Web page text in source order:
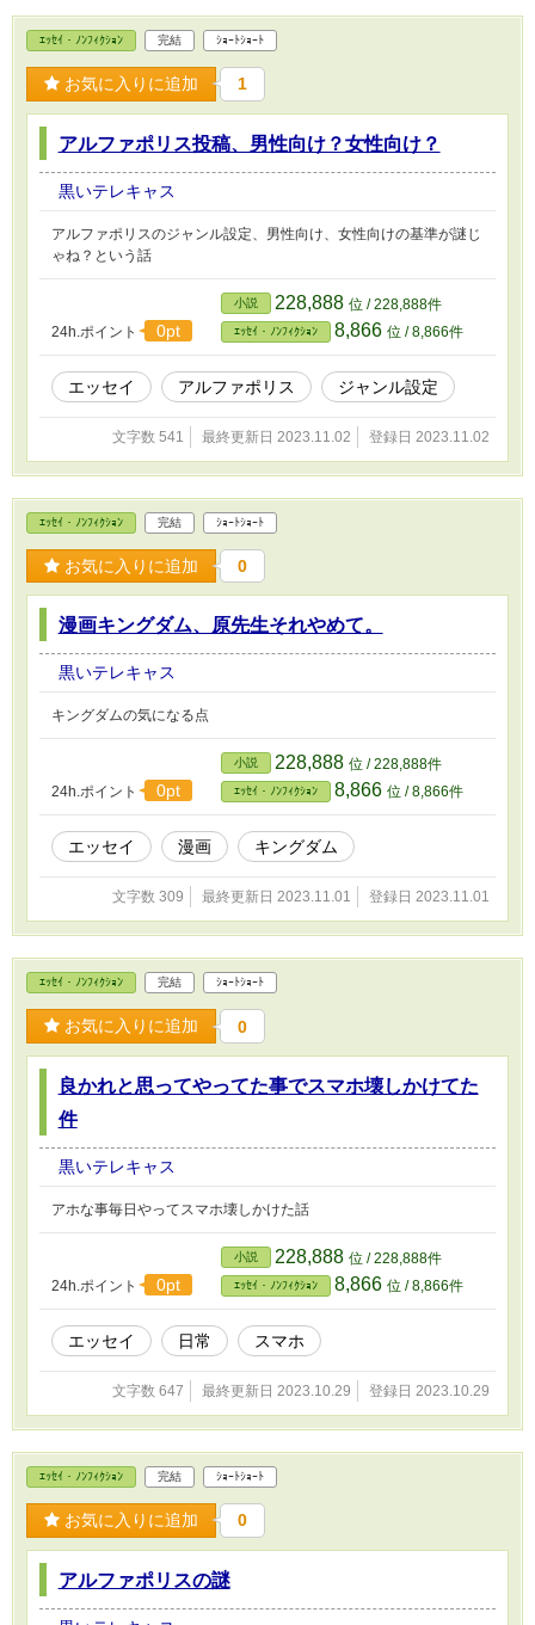
ｴｯｾｲ・ﾉﾝﾌｨｸｼｮﾝ 完結 ｼｮｰﾄｼｮｰﾄ
お気に入りに追加 1
アルファポリス投稿、男性向け？女性向け？
黒いテレキャス
アルファポリスのジャンル設定、男性向け、女性向けの基準が謎じ
ゃね？という話
24h.ポイント 0pt
小説 228,888 位 / 228,888件
ｴｯｾｲ・ﾉﾝﾌｨｸｼｮﾝ 8,866 位 / 8,866件
エッセイ アルファポリス ジャンル設定
文字数 541 最終更新日 2023.11.02 登録日 2023.11.02
ｴｯｾｲ・ﾉﾝﾌｨｸｼｮﾝ 完結 ｼｮｰﾄｼｮｰﾄ
お気に入りに追加 0
漫画キングダム、原先生それやめて。
黒いテレキャス
キングダムの気になる点
24h.ポイント 0pt
小説 228,888 位 / 228,888件
ｴｯｾｲ・ﾉﾝﾌｨｸｼｮﾝ 8,866 位 / 8,866件
エッセイ 漫画 キングダム
文字数 309 最終更新日 2023.11.01 登録日 2023.11.01
ｴｯｾｲ・ﾉﾝﾌｨｸｼｮﾝ 完結 ｼｮｰﾄｼｮｰﾄ
お気に入りに追加 0
良かれと思ってやってた事でスマホ壊しかけてた
件
黒いテレキャス
アホな事毎日やってスマホ壊しかけた話
24h.ポイント 0pt
小説 228,888 位 / 228,888件
ｴｯｾｲ・ﾉﾝﾌｨｸｼｮﾝ 8,866 位 / 8,866件
エッセイ 日常 スマホ
文字数 647 最終更新日 2023.10.29 登録日 2023.10.29
ｴｯｾｲ・ﾉﾝﾌｨｸｼｮﾝ 完結 ｼｮｰﾄｼｮｰﾄ
お気に入りに追加 0
アルファポリスの謎